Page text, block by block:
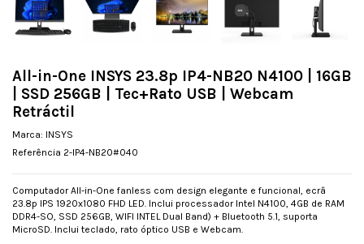
All-in-One INSYS 23.8p IP4-NB20 N4100 | 16GB
| SSD 256GB | Tec+Rato USB | Webcam
Retráctil
Marca: INSYS
Referência 2-IP4-NB20#040
Computador All-in-One fanless com design elegante e funcional, ecrâ
23.8p IPS 1920x1080 FHD LED. Inclui processador Intel N4100, 4GB de RAM
DDR4-SO, SSD 256GB, WIFI INTEL Dual Band) + Bluetooth 5.1, suporta
MicroSD. Inclui teclado, rato óptico USB e Webcam.